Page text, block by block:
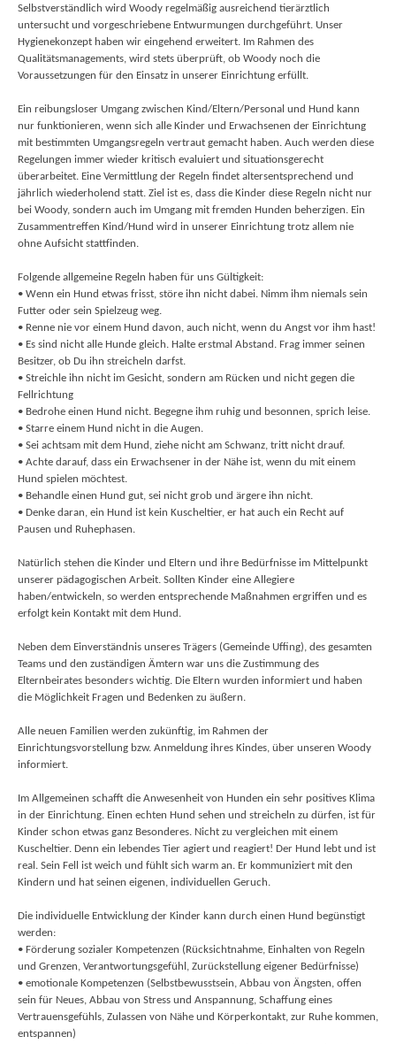
Selbstverständlich wird Woody regelmäßig ausreichend tierärztlich
untersucht und vorgeschriebene Entwurmungen durchgeführt. Unser
Hygienekonzept haben wir eingehend erweitert. Im Rahmen des
Qualitätsmanagements, wird stets überprüft, ob Woody noch die
Voraussetzungen für den Einsatz in unserer Einrichtung erfüllt.
Ein reibungsloser Umgang zwischen Kind/Eltern/Personal und Hund kann
nur funktionieren, wenn sich alle Kinder und Erwachsenen der Einrichtung
mit bestimmten Umgangsregeln vertraut gemacht haben. Auch werden diese
Regelungen immer wieder kritisch evaluiert und situationsgerecht
überarbeitet. Eine Vermittlung der Regeln findet altersentsprechend und
jährlich wiederholend statt. Ziel ist es, dass die Kinder diese Regeln nicht nur
bei Woody, sondern auch im Umgang mit fremden Hunden beherzigen. Ein
Zusammentreffen Kind/Hund wird in unserer Einrichtung trotz allem nie
ohne Aufsicht stattfinden.
Folgende allgemeine Regeln haben für uns Gültigkeit:
• Wenn ein Hund etwas frisst, störe ihn nicht dabei. Nimm ihm niemals sein
Futter oder sein Spielzeug weg.
• Renne nie vor einem Hund davon, auch nicht, wenn du Angst vor ihm hast!
• Es sind nicht alle Hunde gleich. Halte erstmal Abstand. Frag immer seinen
Besitzer, ob Du ihn streicheln darfst.
• Streichle ihn nicht im Gesicht, sondern am Rücken und nicht gegen die
Fellrichtung
• Bedrohe einen Hund nicht. Begegne ihm ruhig und besonnen, sprich leise.
• Starre einem Hund nicht in die Augen.
• Sei achtsam mit dem Hund, ziehe nicht am Schwanz, tritt nicht drauf.
• Achte darauf, dass ein Erwachsener in der Nähe ist, wenn du mit einem
Hund spielen möchtest.
• Behandle einen Hund gut, sei nicht grob und ärgere ihn nicht.
• Denke daran, ein Hund ist kein Kuscheltier, er hat auch ein Recht auf
Pausen und Ruhephasen.
Natürlich stehen die Kinder und Eltern und ihre Bedürfnisse im Mittelpunkt
unserer pädagogischen Arbeit. Sollten Kinder eine Allegiere
haben/entwickeln, so werden entsprechende Maßnahmen ergriffen und es
erfolgt kein Kontakt mit dem Hund.
Neben dem Einverständnis unseres Trägers (Gemeinde Uffing), des gesamten
Teams und den zuständigen Ämtern war uns die Zustimmung des
Elternbeirates besonders wichtig. Die Eltern wurden informiert und haben
die Möglichkeit Fragen und Bedenken zu äußern.
Alle neuen Familien werden zukünftig, im Rahmen der
Einrichtungsvorstellung bzw. Anmeldung ihres Kindes, über unseren Woody
informiert.
Im Allgemeinen schafft die Anwesenheit von Hunden ein sehr positives Klima
in der Einrichtung. Einen echten Hund sehen und streicheln zu dürfen, ist für
Kinder schon etwas ganz Besonderes. Nicht zu vergleichen mit einem
Kuscheltier. Denn ein lebendes Tier agiert und reagiert! Der Hund lebt und ist
real. Sein Fell ist weich und fühlt sich warm an. Er kommuniziert mit den
Kindern und hat seinen eigenen, individuellen Geruch.
Die individuelle Entwicklung der Kinder kann durch einen Hund begünstigt
werden:
• Förderung sozialer Kompetenzen (Rücksichtnahme, Einhalten von Regeln
und Grenzen, Verantwortungsgefühl, Zurückstellung eigener Bedürfnisse)
• emotionale Kompetenzen (Selbstbewusstsein, Abbau von Ängsten, offen
sein für Neues, Abbau von Stress und Anspannung, Schaffung eines
Vertrauensgefühls, Zulassen von Nähe und Körperkontakt, zur Ruhe kommen,
entspannen)